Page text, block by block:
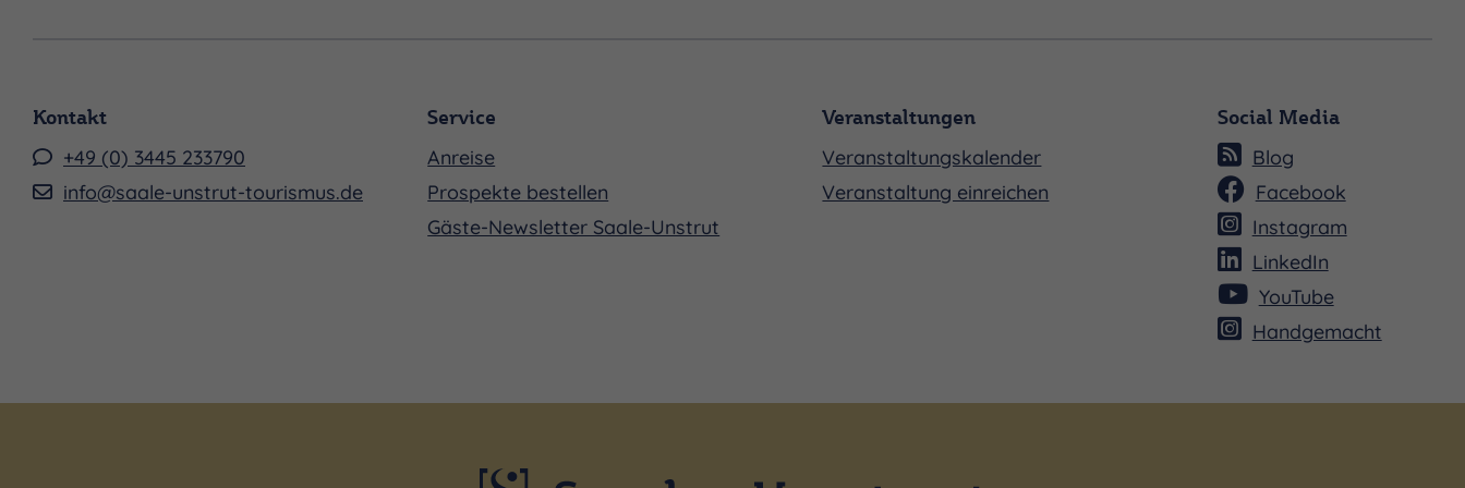
Kontakt
+49 (0) 3445 233790
info@saale-unstrut-tourismus.de
Service
Anreise
Prospekte bestellen
Gäste-Newsletter Saale-Unstrut
Veranstaltungen
Veranstaltungskalender
Veranstaltung einreichen
Social Media
Blog
Facebook
Instagram
LinkedIn
YouTube
Handgemacht